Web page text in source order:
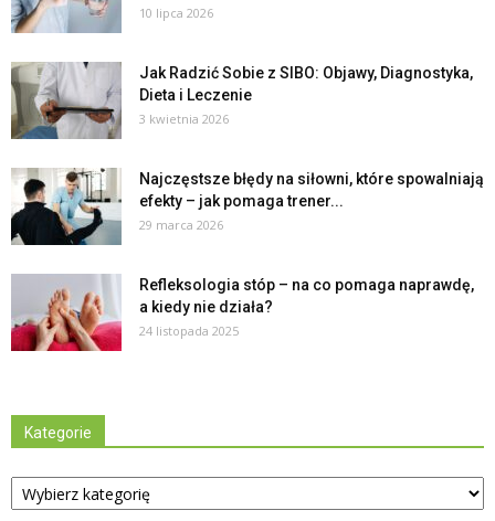
10 lipca 2026
Jak Radzić Sobie z SIBO: Objawy, Diagnostyka,
Dieta i Leczenie
3 kwietnia 2026
Najczęstsze błędy na siłowni, które spowalniają
efekty – jak pomaga trener...
29 marca 2026
Refleksologia stóp – na co pomaga naprawdę,
a kiedy nie działa?
24 listopada 2025
Kategorie
Kategorie